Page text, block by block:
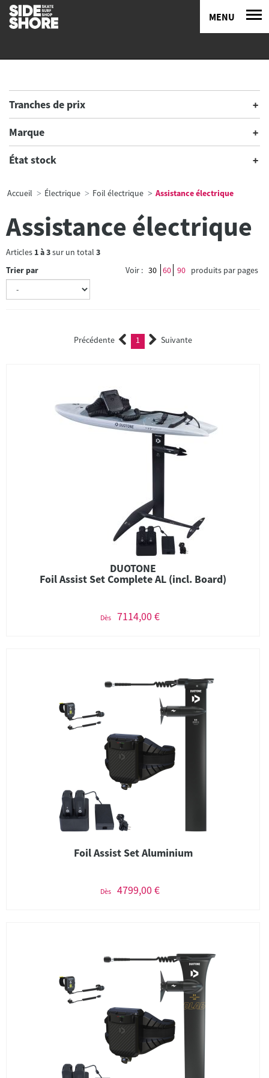
MENU
Tranches de prix
Marque
État stock
Accueil Électrique Foil électrique Assistance électrique
Assistance électrique
Articles 1à3sur un total 3
Trier par
Voir : 30 60 90 produits par pages
Précédente 1 (current)Suivante
DUOTONE
Foil Assist Set Complete AL (incl. Board)
Dès 7114,00 €
Foil Assist Set Aluminium
Dès 4799,00 €